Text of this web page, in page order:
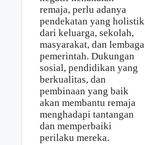
remaja, perlu adanya
pendekatan yang holistik
dari keluarga, sekolah,
masyarakat, dan lembaga
pemerintah. Dukungan
sosial, pendidikan yang
berkualitas, dan
pembinaan yang baik
akan membantu remaja
menghadapi tantangan
dan memperbaiki
perilaku mereka.